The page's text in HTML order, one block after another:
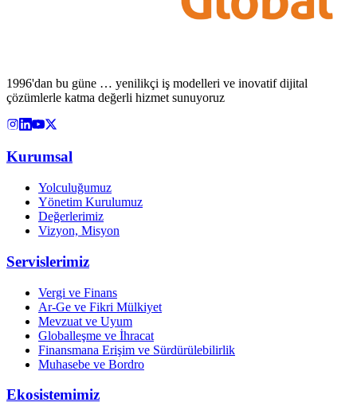
1996'dan bu güne … yenilikçi iş modelleri ve inovatif dijital
çözümlerle katma değerli hizmet sunuyoruz
Kurumsal
Yolculuğumuz
Yönetim Kurulumuz
Değerlerimiz
Vizyon, Misyon
Servislerimiz
Vergi ve Finans
Ar-Ge ve Fikri Mülkiyet
Mevzuat ve Uyum
Globalleşme ve İhracat
Finansmana Erişim ve Sürdürülebilirlik
Muhasebe ve Bordro
Ekosistemimiz